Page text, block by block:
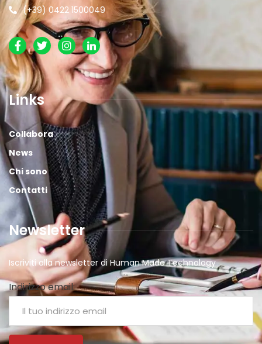
(+39) 0422 1500049
Links
Collabora
News
Chi sono
Contatti
Newsletter
Iscriviti alla newsletter di Human Made Technology
Indirizzo email: